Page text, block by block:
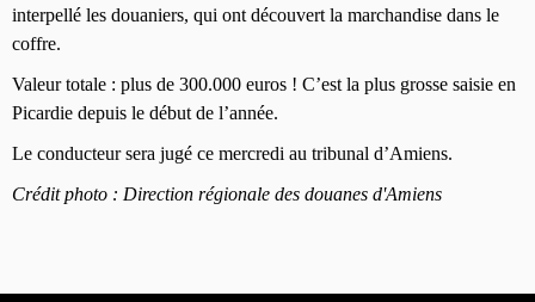
interpellé les douaniers, qui ont découvert la marchandise dans le
coffre.
Valeur totale : plus de 300.000 euros ! C’est la plus grosse saisie en
Picardie depuis le début de l’année.
Le conducteur sera jugé ce mercredi au tribunal d’Amiens.
Crédit photo : Direction régionale des douanes d'Amiens